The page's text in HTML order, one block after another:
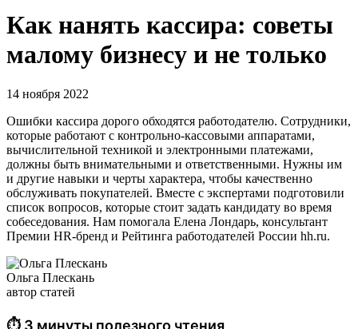
Как нанять кассира: советы
малому бизнесу и не только
14 ноября 2022
Ошибки кассира дорого обходятся работодателю. Сотрудники,
которые работают с контрольно-кассовыми аппаратами,
вычислительной техникой и электронными платежами,
должны быть внимательными и ответственными. Нужны им
и другие навыки и черты характера, чтобы качественно
обслуживать покупателей. Вместе с экспертами подготовили
список вопросов, которые стоит задать кандидату во время
собеседования. Нам помогала Елена Лондарь, консультант
Премии HR-бренд и Рейтинга работодателей России hh.ru.
Ольга Плескань
автор статей
⏱ 3 минуты полезного чтения